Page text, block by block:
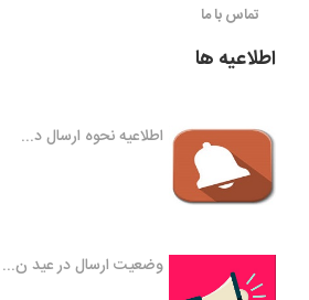
تماس با ما
اطلاعیه ها
اطلاعیه نحوه ارسال د...
وضعیت ارسال در عید ن...